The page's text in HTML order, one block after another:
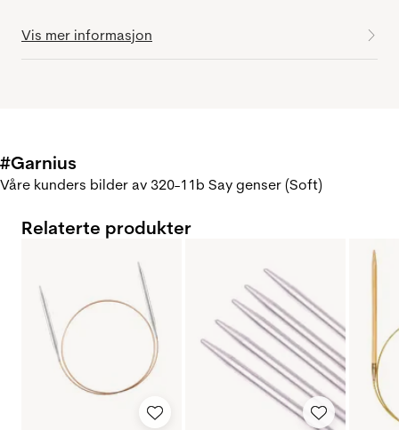
Vis mer informasjon
#Garnius
Våre kunders bilder av 320-11b Say genser (Soft)
Relaterte produkter